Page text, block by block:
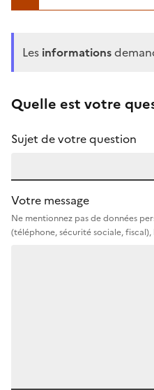
Les informations
Quelle est votre
Sujet de votre question
Votre message
Ne mentionnez pas de données
(téléphone, sécurité sociale,